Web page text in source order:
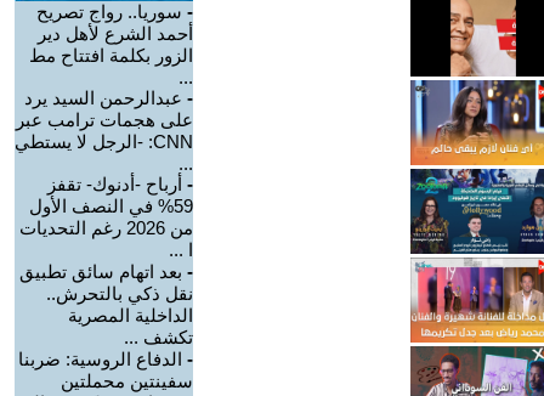
- سوريا.. رواج تصريح
أحمد الشرع لأهل دير
الزور بكلمة افتتاح مط
...
- عبدالرحمن السيد يرد
على هجمات ترامب عبر
CNN: -الرجل لا يستطي
...
- أرباح -أدنوك- تقفز
59% في النصف الأول
من 2026 رغم التحديات
ا ...
- بعد اتهام سائق تطبيق
نقل ذكي بالتحرش..
الداخلية المصرية
تكشف ...
- الدفاع الروسية: ضربنا
سفينتين محملتين